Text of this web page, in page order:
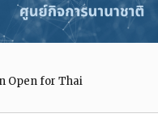
Open for Thai